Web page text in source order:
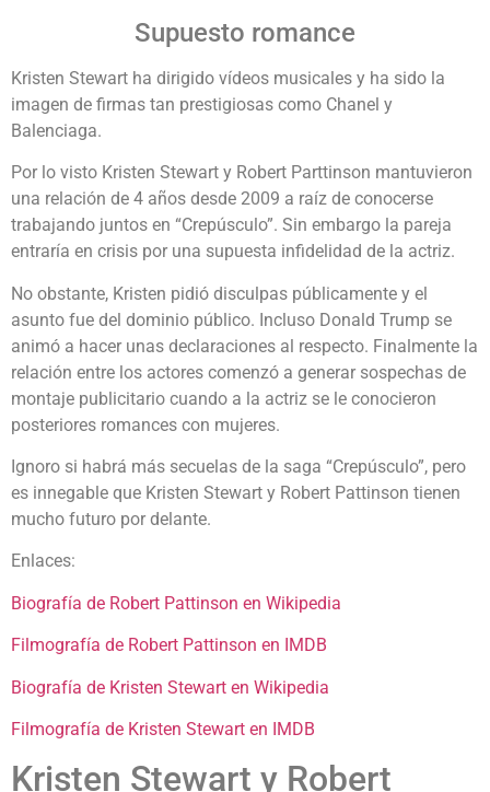
Supuesto romance
Kristen Stewart ha dirigido vídeos musicales y ha sido la
imagen de firmas tan prestigiosas como Chanel y
Balenciaga.
Por lo visto Kristen Stewart y Robert Parttinson mantuvieron
una relación de 4 años desde 2009 a raíz de conocerse
trabajando juntos en “Crepúsculo”. Sin embargo la pareja
entraría en crisis por una supuesta infidelidad de la actriz.
No obstante, Kristen pidió disculpas públicamente y el
asunto fue del dominio público. Incluso Donald Trump se
animó a hacer unas declaraciones al respecto. Finalmente la
relación entre los actores comenzó a generar sospechas de
montaje publicitario cuando a la actriz se le conocieron
posteriores romances con mujeres.
Ignoro si habrá más secuelas de la saga “Crepúsculo”, pero
es innegable que Kristen Stewart y Robert Pattinson tienen
mucho futuro por delante.
Enlaces:
Biografía de Robert Pattinson en Wikipedia
Filmografía de Robert Pattinson en IMDB
Biografía de Kristen Stewart en Wikipedia
Filmografía de Kristen Stewart en IMDB
Kristen Stewart y Robert